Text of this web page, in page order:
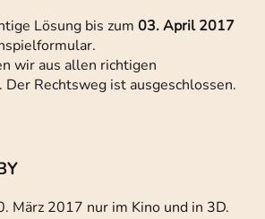
Lösung bis zum 03. April 2017
wir aus allen richtigen
Der Rechtsweg ist ausgeschlossen.
März 2017 nur im Kino und in 3D.